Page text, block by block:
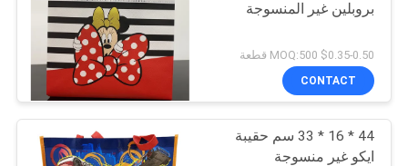
بروبلين غير المنسوجة
$0.35-0.50 MOQ:500 قطعة
CONTACT
44 * 16 * 33 سم حقيبة
ايكو غير منسوجة